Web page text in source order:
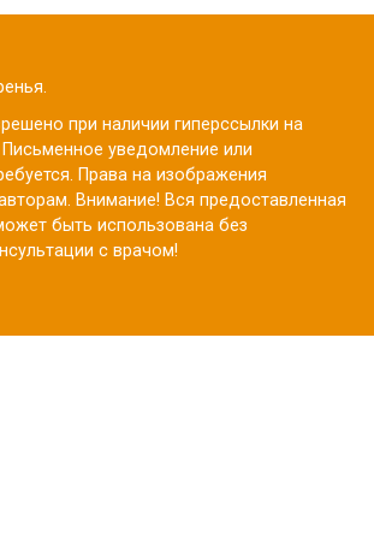
при наличии гиперссылки на
Письменное уведомление или
Права на изображения
Внимание! Вся предоставленная
быть использована без
с врачом!